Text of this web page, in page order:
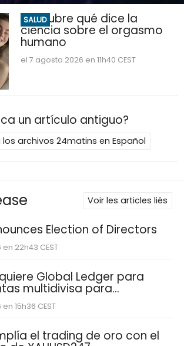
SALUD
Descubre qué dice la
ciencia sobre el orgasmo
humano
el 7 agosto 2026 en 11h40 CEST
un artículo antiguo?
archivos 24matins en Español
Voir les articles liés
Election of Directors
22h43 CEST
Global Ledger para
multidivisa para
15h36 CEST
el trading de oro con el